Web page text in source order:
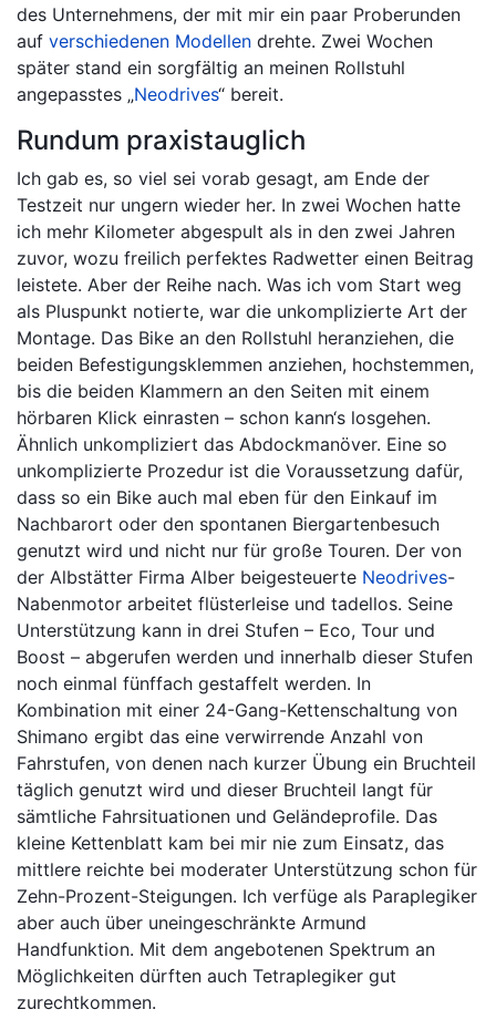
des Unternehmens, der mit mir ein paar Proberunden
auf verschiedenen Modellen drehte. Zwei Wochen
später stand ein sorgfältig an meinen Rollstuhl
angepasstes „Neodrives“ bereit.
Rundum praxistauglich
Ich gab es, so viel sei vorab gesagt, am Ende der
Testzeit nur ungern wieder her. In zwei Wochen hatte
ich mehr Kilometer abgespult als in den zwei Jahren
zuvor, wozu freilich perfektes Radwetter einen Beitrag
leistete. Aber der Reihe nach. Was ich vom Start weg
als Pluspunkt notierte, war die unkomplizierte Art der
Montage. Das Bike an den Rollstuhl heranziehen, die
beiden Befestigungsklemmen anziehen, hochstemmen,
bis die beiden Klammern an den Seiten mit einem
hörbaren Klick einrasten – schon kann‘s losgehen.
Ähnlich unkompliziert das Abdockmanöver. Eine so
unkomplizierte Prozedur ist die Voraussetzung dafür,
dass so ein Bike auch mal eben für den Einkauf im
Nachbarort oder den spontanen Biergartenbesuch
genutzt wird und nicht nur für große Touren. Der von
der Albstätter Firma Alber beigesteuerte Neodrives-
Nabenmotor arbeitet flüsterleise und tadellos. Seine
Unterstützung kann in drei Stufen – Eco, Tour und
Boost – abgerufen werden und innerhalb dieser Stufen
noch einmal fünffach gestaffelt werden. In
Kombination mit einer 24-Gang-Kettenschaltung von
Shimano ergibt das eine verwirrende Anzahl von
Fahrstufen, von denen nach kurzer Übung ein Bruchteil
täglich genutzt wird und dieser Bruchteil langt für
sämtliche Fahrsituationen und Geländeprofile. Das
kleine Kettenblatt kam bei mir nie zum Einsatz, das
mittlere reichte bei moderater Unterstützung schon für
Zehn-Prozent-Steigungen. Ich verfüge als Paraplegiker
aber auch über uneingeschränkte Armund
Handfunktion. Mit dem angebotenen Spektrum an
Möglichkeiten dürften auch Tetraplegiker gut
zurechtkommen.